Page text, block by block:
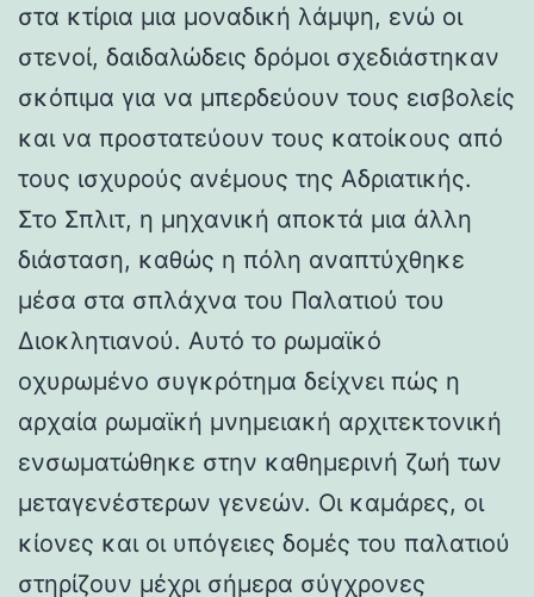
στα κτίρια μια μοναδική λάμψη, ενώ οι
στενοί, δαιδαλώδεις δρόμοι σχεδιάστηκαν
σκόπιμα για να μπερδεύουν τους εισβολείς
και να προστατεύουν τους κατοίκους από
τους ισχυρούς ανέμους της Αδριατικής.
Στο Σπλιτ, η μηχανική αποκτά μια άλλη
διάσταση, καθώς η πόλη αναπτύχθηκε
μέσα στα σπλάχνα του Παλατιού του
Διοκλητιανού. Αυτό το ρωμαϊκό
οχυρωμένο συγκρότημα δείχνει πώς η
αρχαία ρωμαϊκή μνημειακή αρχιτεκτονική
ενσωματώθηκε στην καθημερινή ζωή των
μεταγενέστερων γενεών. Οι καμάρες, οι
κίονες και οι υπόγειες δομές του παλατιού
στηρίζουν μέχρι σήμερα σύγχρονες